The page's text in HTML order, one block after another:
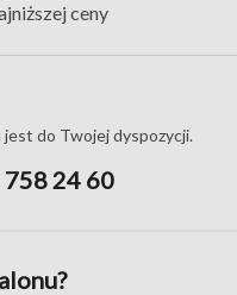
ceny
jest do Twojej dyspozycji.
24 60